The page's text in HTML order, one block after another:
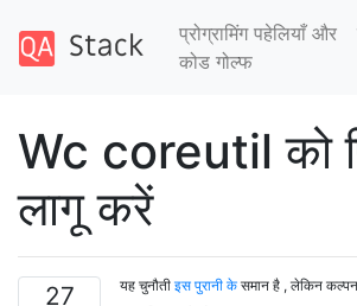
प्रोग्रामिंग पहेलियाँ और
कोड गोल्फ
Wc coreutil को
लागू करें
27 यह चुनौती इस पुरानी के समान है , लेकिन